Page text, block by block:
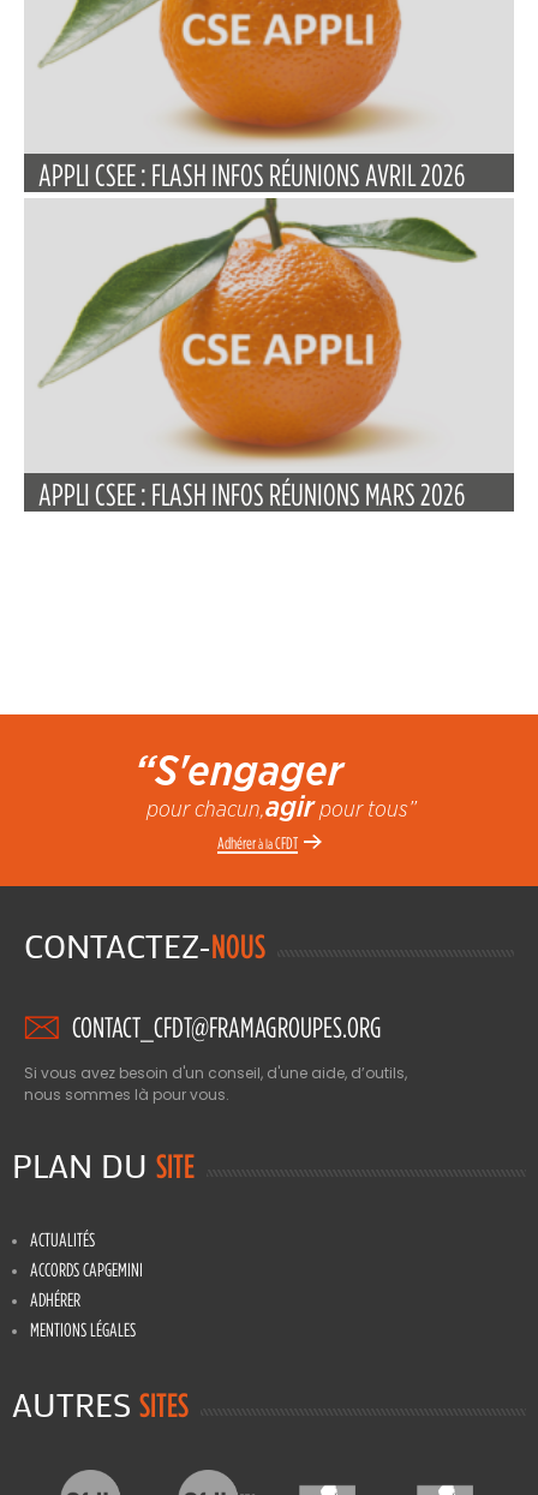
APPLI CSEE : FLASH INFOS RÉUNIONS AVRIL 2026
APPLI CSEE : FLASH INFOS RÉUNIONS MARS 2026
“S'engager
pour chacun,agirpour tous”
Adhérerà laCFDT
CONTACTEZ-NOUS
CONTACT_CFDT@FRAMAGROUPES.ORG
Si vous avez besoin d'un conseil, d'une aide, d’outils,
nous sommes là pour vous.
PLAN DU SITE
ACTUALITÉS
ACCORDS CAPGEMINI
ADHÉRER
MENTIONS LÉGALES
AUTRES SITES